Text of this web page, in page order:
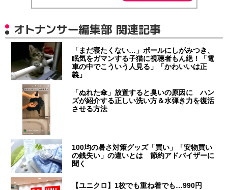
オトナンサー編集部 関連記事
「まだ寝たくない…」ポールにしがみつき、
眠気をガマンする子猫に視聴者もん絶！「電
車の中でこういう人見る」「かわいいは正
義」
「ぬれた傘」放置すると臭いの原因に ハン
ズが紹介する正しい洗い方＆水弾き力を復活
させる方法
100均の暑さ対策グッズ「買い」「安物買い
の銭失い」の違いとは 節約アドバイザーに
聞く
【ユニクロ】1枚でも重ね着でも…990円